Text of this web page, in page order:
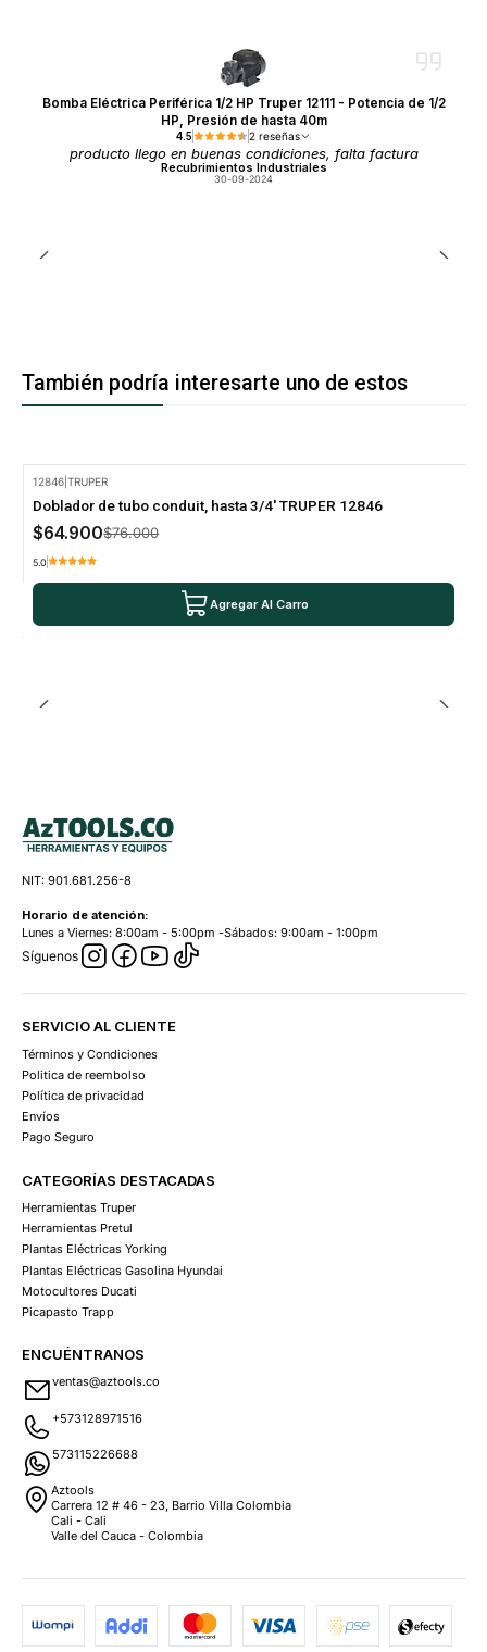
Bomba Eléctrica Periférica 1/2 HP Truper 12111 - Potencia de 1/2
HP, Presión de hasta 40m
4.5 2 reseñas
producto llego en buenas condiciones, falta factura
Recubrimientos Industriales
30-09-2024
También podría interesarte uno de estos
12846 |TRUPER
Doblador de tubo conduit, hasta 3/4' TRUPER 12846
$64.900$76.000
5.0
Agregar Al Carro
NIT: 901.681.256-8
Horario de atención:
Lunes a Viernes: 8:00am - 5:00pm -Sábados: 9:00am - 1:00pm
Síguenos
SERVICIO AL CLIENTE
Términos y Condiciones
Politica de reembolso
Política de privacidad
Envíos
Pago Seguro
CATEGORÍAS DESTACADAS
Herramientas Truper
Herramientas Pretul
Plantas Eléctricas Yorking
Plantas Eléctricas Gasolina Hyundai
Motocultores Ducati
Picapasto Trapp
ENCUÉNTRANOS
ventas@aztools.co
+573128971516
573115226688
Aztools
Carrera 12 # 46 - 23, Barrio Villa Colombia
Cali - Cali
Valle del Cauca - Colombia